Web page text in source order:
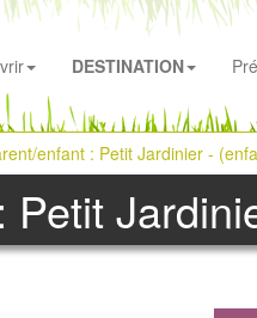
DESTINATION
enfant : Petit Jardinier -